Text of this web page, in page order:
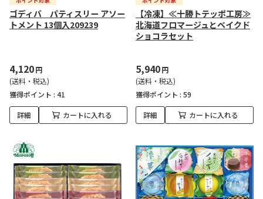
ゴディバ パティスリー アソー
トメント 13個入209239
4,120円
(送料・税込)
獲得ポイント : 41
詳細 カートに入れる
【冷凍】≪十勝トテッポ工房≫
北海道フロマージュとベイクド
ショコラセット
5,940円
(送料・税込)
獲得ポイント : 59
詳細 カートに入れる